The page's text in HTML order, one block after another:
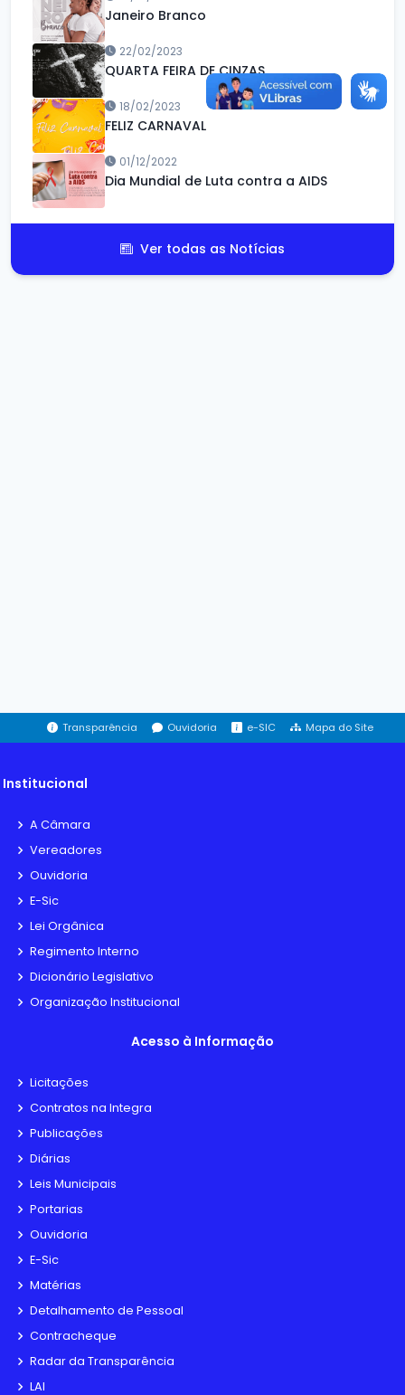
Janeiro Branco
22/02/2023
QUARTA FEIRA DE CINZAS
18/02/2023
FELIZ CARNAVAL
01/12/2022
Dia Mundial de Luta contra a AIDS
Ver todas as Notícias
Transparência Ouvidoria e-SIC Mapa do Site
Institucional
A Câmara
Vereadores
Ouvidoria
E-Sic
Lei Orgânica
Regimento Interno
Dicionário Legislativo
Organização Institucional
Acesso à Informação
Licitações
Contratos na Integra
Publicações
Diárias
Leis Municipais
Portarias
Ouvidoria
E-Sic
Matérias
Detalhamento de Pessoal
Contracheque
Radar da Transparência
LAI